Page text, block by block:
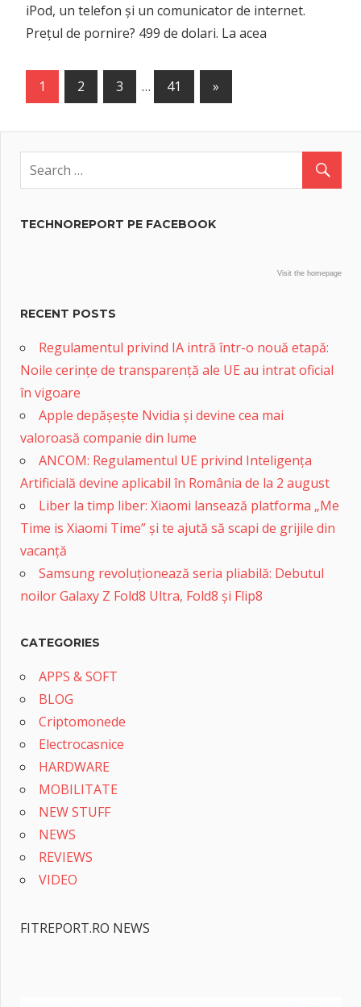
iPod, un telefon și un comunicator de internet.
Prețul de pornire? 499 de dolari. La acea
Posts
1 2 3 … 41
Next
Posts
»
TECHNOREPORT PE FACEBOOK
Visit the homepage
RECENT POSTS
Regulamentul privind IA intră într-o nouă etapă:
Noile cerințe de transparență ale UE au intrat oficial
în vigoare
Apple depășește Nvidia și devine cea mai
valoroasă companie din lume
ANCOM: Regulamentul UE privind Inteligența
Artificială devine aplicabil în România de la 2 august
Liber la timp liber: Xiaomi lansează platforma „Me
Time is Xiaomi Time” și te ajută să scapi de grijile din
vacanță
Samsung revoluționează seria pliabilă: Debutul
noilor Galaxy Z Fold8 Ultra, Fold8 și Flip8
CATEGORIES
APPS & SOFT
BLOG
Criptomonede
Electrocasnice
HARDWARE
MOBILITATE
NEW STUFF
NEWS
REVIEWS
VIDEO
FITREPORT.RO NEWS